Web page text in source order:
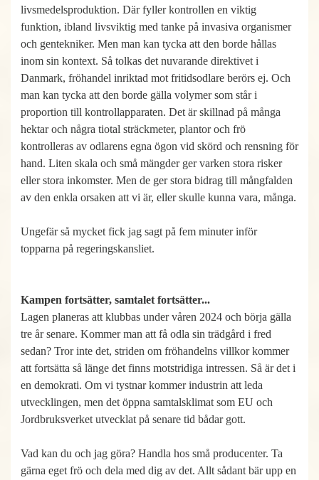
livsmedelsproduktion. Där fyller kontrollen en viktig
funktion, ibland livsviktig med tanke på invasiva organismer
och gentekniker. Men man kan tycka att den borde hållas
inom sin kontext. Så tolkas det nuvarande direktivet i
Danmark, fröhandel inriktad mot fritidsodlare berörs ej. Och
man kan tycka att den borde gälla volymer som står i
proportion till kontrollapparaten. Det är skillnad på många
hektar och några tiotal sträckmeter, plantor och frö
kontrolleras av odlarens egna ögon vid skörd och rensning för
hand. Liten skala och små mängder ger varken stora risker
eller stora inkomster. Men de ger stora bidrag till mångfalden
av den enkla orsaken att vi är, eller skulle kunna vara, många.
Ungefär så mycket fick jag sagt på fem minuter inför
topparna på regeringskansliet.
Kampen fortsätter, samtalet fortsätter...
Lagen planeras att klubbas under våren 2024 och börja gälla
tre år senare. Kommer man att få odla sin trädgård i fred
sedan? Tror inte det, striden om fröhandelns villkor kommer
att fortsätta så länge det finns motstridiga intressen. Så är det i
en demokrati. Om vi tystnar kommer industrin att leda
utvecklingen, men det öppna samtalsklimat som EU och
Jordbruksverket utvecklat på senare tid bådar gott.
Vad kan du och jag göra? Handla hos små producenter. Ta
gärna eget frö och dela med dig av det. Allt sådant bär upp en